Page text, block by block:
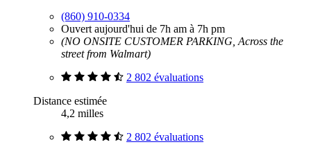
(860) 910-0334
Ouvert aujourd'hui de 7h am à 7h pm
(NO ONSITE CUSTOMER PARKING, Across the
street from Walmart)
2 802 évaluations
Distance estimée
4,2 milles
2 802 évaluations